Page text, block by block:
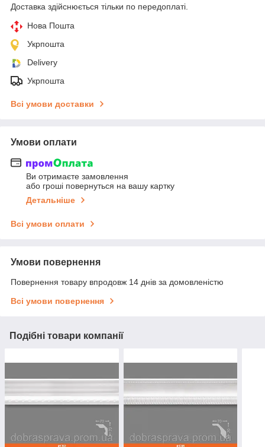
Доставка здійснюється тільки по передоплаті.
Нова Пошта
Укрпошта
Delivery
Укрпошта
Всі умови доставки
Умови оплати
Ви отримаєте замовлення
або гроші повернуться на вашу картку
Детальніше
Всі умови оплати
Умови повернення
Повернення товару впродовж 14 днів за домовленістю
Всі умови повернення
Подібні товари компанії